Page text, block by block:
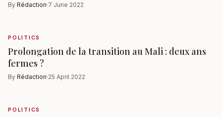
By Rédaction·7 June 2022
POLITICS
Prolongation de la transition au Mali : deux ans
fermes ?
By Rédaction·25 April 2022
POLITICS